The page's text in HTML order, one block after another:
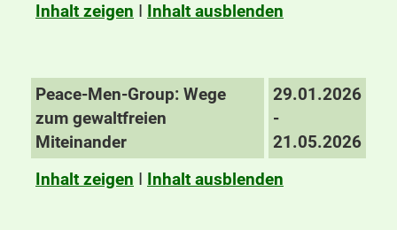
Inhalt zeigen I Inhalt ausblenden
Peace-Men-Group: Wege
zum gewaltfreien
Miteinander
29.01.2026
-
21.05.2026
Inhalt zeigen I Inhalt ausblenden